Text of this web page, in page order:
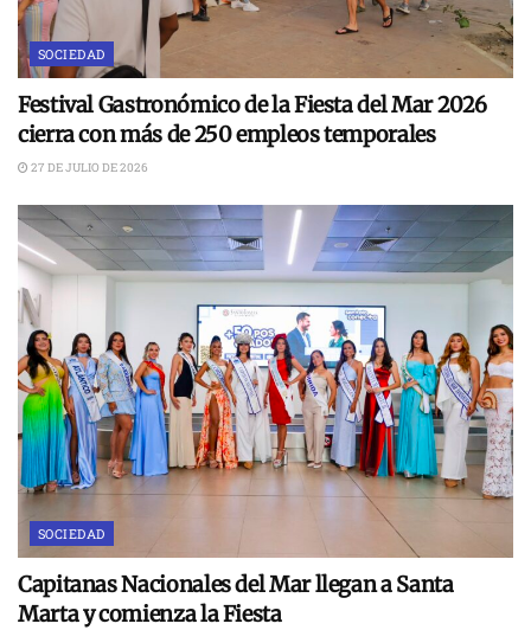
SOCIEDAD
Festival Gastronómico de la Fiesta del Mar 2026
cierra con más de 250 empleos temporales
27 DE JULIO DE 2026
SOCIEDAD
Capitanas Nacionales del Mar llegan a Santa
Marta y comienza la Fiesta